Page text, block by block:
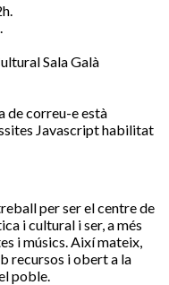
Sala Galà
de correu-e està
Javascript habilitat
per ser el centre de
i cultural i ser, a més
i músics. Així mateix,
recursos i obert a la
poble.